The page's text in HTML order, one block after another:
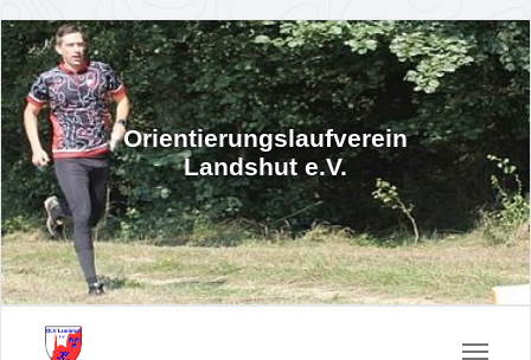
Orientierungslaufverein
Landshut e.V.